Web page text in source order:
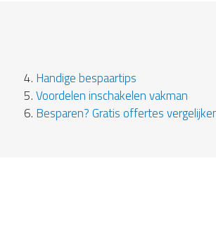
4. Handige bespaartips
5.Voordelen inschakelen vakman
6. Besparen? Gratis offertes